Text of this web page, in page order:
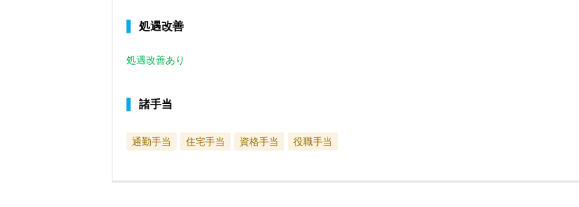
処遇改善
処遇改善あり
諸手当
通勤手当 住宅手当 資格手当 役職手当